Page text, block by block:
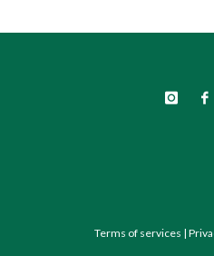
Terms of services |